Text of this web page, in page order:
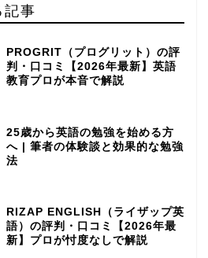
記事
PROGRIT（プログリット）の評
判・口コミ【2026年最新】英語
教育プロが本音で解説
25歳から英語の勉強を始める方
へ | 筆者の体験談と効果的な勉強
法
RIZAP ENGLISH（ライザップ英
語）の評判・口コミ【2026年最
新】プロが忖度なしで解説